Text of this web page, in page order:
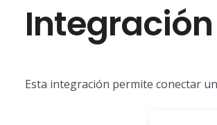
Esta integración permite conectar